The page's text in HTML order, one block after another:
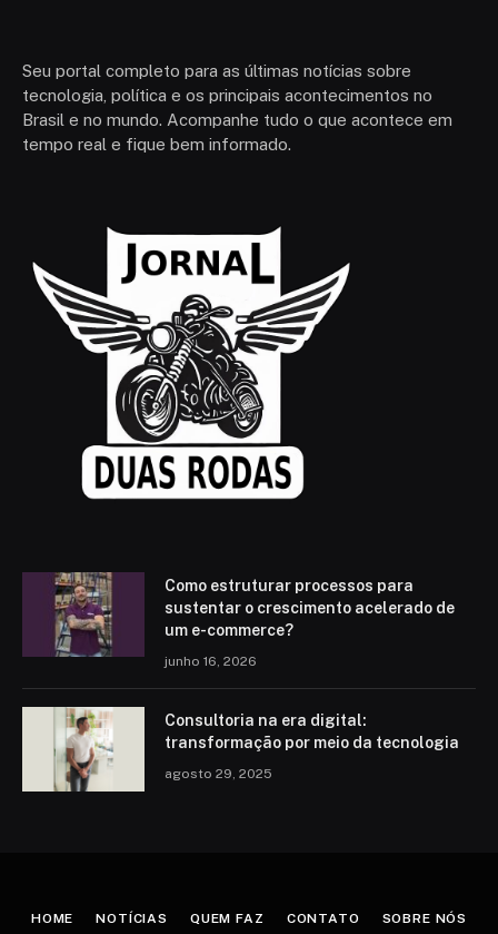
Seu portal completo para as últimas notícias sobre
tecnologia, política e os principais acontecimentos no
Brasil e no mundo. Acompanhe tudo o que acontece em
tempo real e fique bem informado.
Como estruturar processos para
sustentar o crescimento acelerado de
um e-commerce?
junho 16, 2026
Consultoria na era digital:
transformação por meio da tecnologia
agosto 29, 2025
HOME NOTÍCIAS QUEM FAZ CONTATO SOBRE NÓS